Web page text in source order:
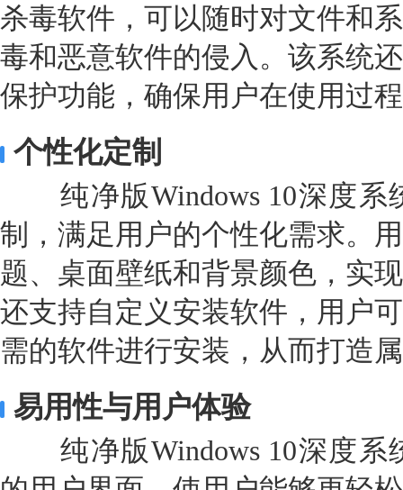
杀毒软件，可以随时对文件和
毒和恶意软件的侵入。该系统
保护功能，确保用户在使用过
个性化定制
纯净版Windows 10深度系
制，满足用户的个性化需求。
题、桌面壁纸和背景颜色，实
还支持自定义安装软件，用户
需的软件进行安装，从而打造
易用性与用户体验
纯净版Windows 10深度系